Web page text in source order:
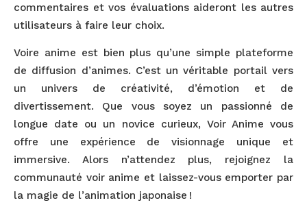
commentaires et vos évaluations aideront les autres
utilisateurs à faire leur choix.
Voire anime est bien plus qu’une simple plateforme
de diffusion d’animes. C’est un véritable portail vers
un univers de créativité, d’émotion et de
divertissement. Que vous soyez un passionné de
longue date ou un novice curieux, Voir Anime vous
offre une expérience de visionnage unique et
immersive. Alors n’attendez plus, rejoignez la
communauté voir anime et laissez-vous emporter par
la magie de l’animation japonaise !